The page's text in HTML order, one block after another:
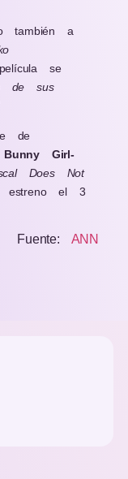
también a
se
de sus
de
Girl-
Does Not
el 3
Fuente: ANN